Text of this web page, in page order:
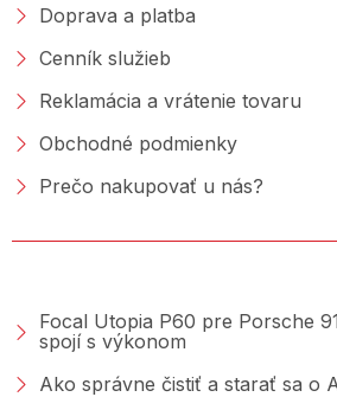
Doprava a platba
Cenník služieb
Reklamácia a vrátenie tovaru
Obchodné podmienky
Prečo nakupovať u nás?
Focal Utopia P60 pre Porsche
spojí s výkonom
Ako správne čistiť a starať sa o